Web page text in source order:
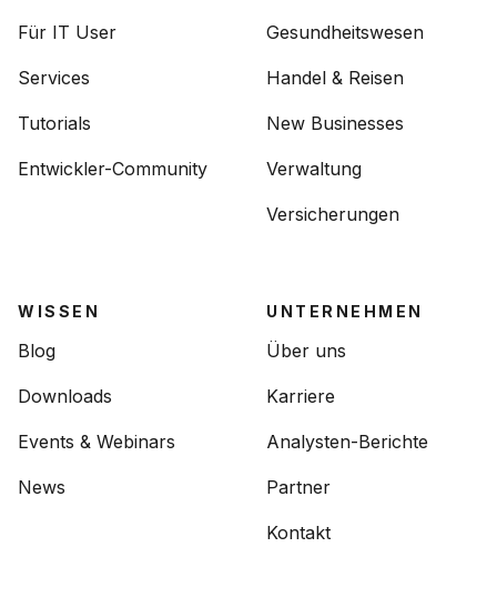
Für IT User
Services
Tutorials
Entwickler-Community
Gesundheitswesen
Handel & Reisen
New Businesses
Verwaltung
Versicherungen
WISSEN
Blog
Downloads
Events & Webinars
News
UNTERNEHMEN
Über uns
Karriere
Analysten-Berichte
Partner
Kontakt